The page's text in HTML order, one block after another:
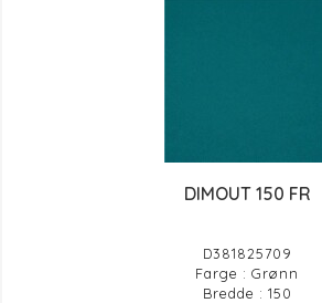
DIMOUT 150 FR
D381825709
Farge : Grønn
Bredde : 150